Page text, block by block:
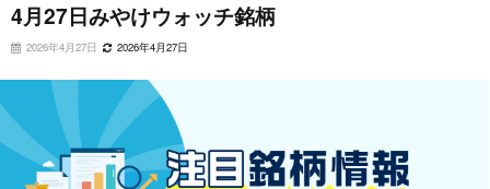
4月27日みやけウォッチ銘柄
2026年4月27日 2026年4月27日